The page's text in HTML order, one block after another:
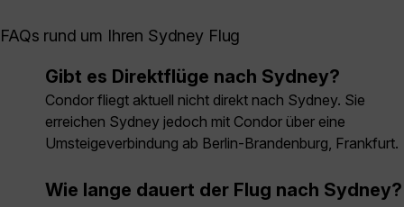
FAQs rund um Ihren Sydney Flug
Gibt es Direktflüge nach Sydney?
Condor fliegt aktuell nicht direkt nach Sydney. Sie
erreichen Sydney jedoch mit Condor über eine
Umsteigeverbindung ab Berlin-Brandenburg, Frankfurt.
Wie lange dauert der Flug nach Sydney?